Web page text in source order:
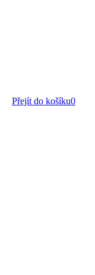
Přejít do košíku0